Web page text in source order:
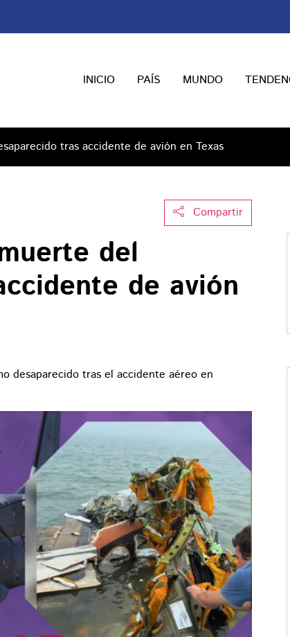
INICIO PAÍS MUNDO
tras accidente de avión en Texas
Compartir
del
de avión
desaparecido tras el accidente aéreo en